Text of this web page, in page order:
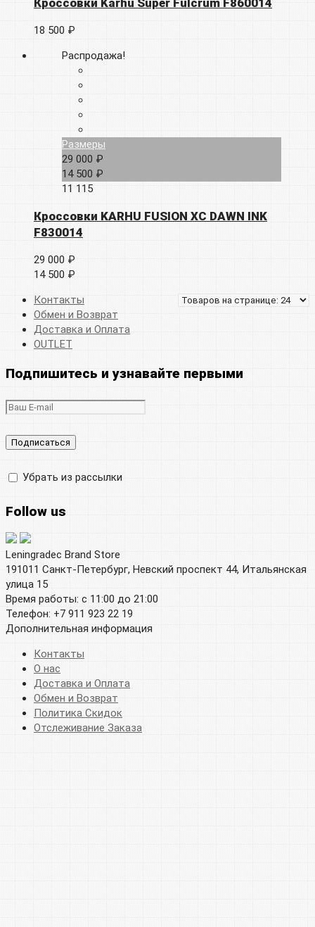
Кроссовки Karhu Super Fulcrum F860014
18 500 ₽
Распродажа!
Размеры
29 000 ₽
14 500 ₽
11 115
Кроссовки KARHU FUSION XC DAWN INK
F830014
29 000 ₽
14 500 ₽
Контакты
Обмен и Возврат
Доставка и Оплата
OUTLET
Подпишитесь и узнавайте первыми
Убрать из рассылки
Follow us
Leningradec Brand Store
191011 Санкт-Петербург, Невский проспект 44, Итальянская
улица 15
Время работы: с 11:00 до 21:00
Телефон: +7 911 923 22 19
Дополнительная информация
Контакты
О нас
Доставка и Оплата
Обмен и Возврат
Политика Скидок
Отслеживание Заказа